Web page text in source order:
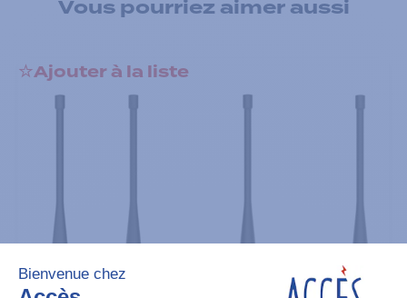
Vous pourriez aimer aussi
Ajouter à la liste